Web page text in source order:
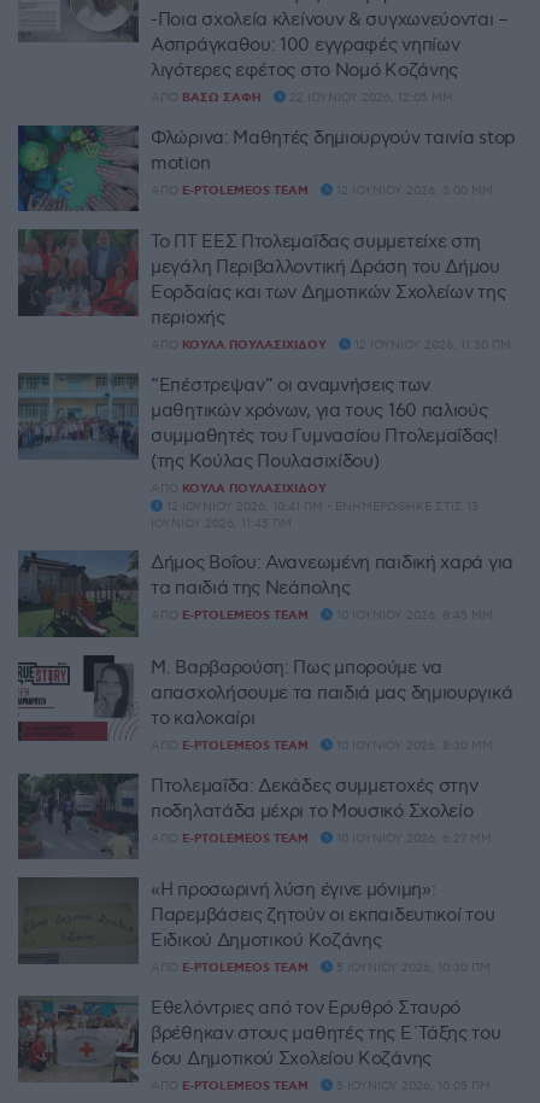
-Ποια σχολεία κλείνουν & συγχωνεύονται –
Ασπράγκαθου: 100 εγγραφές νηπίων
λιγότερες εφέτος στο Νομό Κοζάνης
ΑΠΌ ΒΆΣΩ ΣΆΦΗ 22 ΙΟΥΝΊΟΥ 2026, 12:05 ΜΜ
Φλώρινα: Μαθητές δημιουργούν ταινία stop
motion
ΑΠΌ E-PTOLEMEOS TEAM 12 ΙΟΥΝΊΟΥ 2026, 3:00 ΜΜ
Το ΠΤ ΕΕΣ Πτολεμαΐδας συμμετείχε στη
μεγάλη Περιβαλλοντική Δράση του Δήμου
Εορδαίας και των Δημοτικών Σχολείων της
περιοχής
ΑΠΌ ΚΟΎΛΑ ΠΟΥΛΑΣΙΧΊΔΟΥ 12 ΙΟΥΝΊΟΥ 2026, 11:30 ΠΜ
“Επέστρεψαν” οι αναμνήσεις των
μαθητικών χρόνων, για τους 160 παλιούς
συμμαθητές του Γυμνασίου Πτολεμαΐδας!
(της Κούλας Πουλασιχίδου)
ΑΠΌ ΚΟΎΛΑ ΠΟΥΛΑΣΙΧΊΔΟΥ
12 ΙΟΥΝΊΟΥ 2026, 10:41 ΠΜ - ΕΝΗΜΕΡΏΘΗΚΕ ΣΤΙΣ 13
ΙΟΥΝΊΟΥ 2026, 11:45 ΠΜ
Δήμος Βοΐου: Ανανεωμένη παιδική χαρά για
τα παιδιά της Νεάπολης
ΑΠΌ E-PTOLEMEOS TEAM 10 ΙΟΥΝΊΟΥ 2026, 8:45 ΜΜ
Μ. Βαρβαρούση: Πως μπορούμε να
απασχολήσουμε τα παιδιά μας δημιουργικά
το καλοκαίρι
ΑΠΌ E-PTOLEMEOS TEAM 10 ΙΟΥΝΊΟΥ 2026, 8:30 ΜΜ
Πτολεμαΐδα: Δεκάδες συμμετοχές στην
ποδηλατάδα μέχρι το Μουσικό Σχολείο
ΑΠΌ E-PTOLEMEOS TEAM 10 ΙΟΥΝΊΟΥ 2026, 6:27 ΜΜ
«Η προσωρινή λύση έγινε μόνιμη»:
Παρεμβάσεις ζητούν οι εκπαιδευτικοί του
Ειδικού Δημοτικού Κοζάνης
ΑΠΌ E-PTOLEMEOS TEAM 5 ΙΟΥΝΊΟΥ 2026, 10:30 ΠΜ
Εθελόντριες από τον Ερυθρό Σταυρό
βρέθηκαν στους μαθητές της Ε΄Τάξης του
6ου Δημοτικού Σχολείου Κοζάνης
ΑΠΌ E-PTOLEMEOS TEAM 5 ΙΟΥΝΊΟΥ 2026, 10:05 ΠΜ